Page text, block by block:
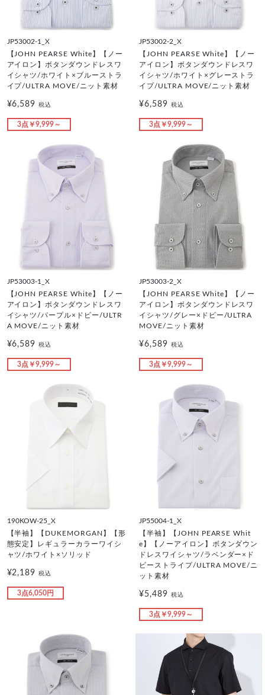
JP53002-1_X
【JOHN PEARSE White】【ノー
アイロン】ボタンダウンドレスワ
イシャツ/ホワイト×ブルーストラ
イプ/ULTRA MOVE/ニット素材
¥6,589税込
3点￥9,999～
JP53002-2_X
【JOHN PEARSE White】【ノー
アイロン】ボタンダウンドレスワ
イシャツ/ホワイト×グレーストラ
イプ/ULTRA MOVE/ニット素材
¥6,589 税込
3点￥9,999～
JP53003-1_X
【JOHN PEARSE White】【ノー
アイロン】ボタンダウンドレスワ
イシャツ/パープル×ドビー/ULTR
A MOVE/ニット素材
¥6,589税込
3点￥9,999～
JP53003-2_X
【JOHN PEARSE White】【ノー
アイロン】ボタンダウンドレスワ
イシャツ/グレー×ドビー/ULTRA
MOVE/ニット素材
¥6,589 税込
3点￥9,999～
190KOW-25_X
【半袖】【DUKEMORGAN】【形
態安定】レギュラーカラーワイシ
ャツ/ホワイト×ソリッド
¥2,189税込
3点6,050円
JP55004-1_X
【半袖】【JOHN PEARSE Whit
e】【ノーアイロン】ボタンダウン
ドレスワイシャツ/ラベンダー×ド
ビーストライプ/ULTRA MOVE/ニ
ット素材
¥5,489 税込
3点￥9,999～